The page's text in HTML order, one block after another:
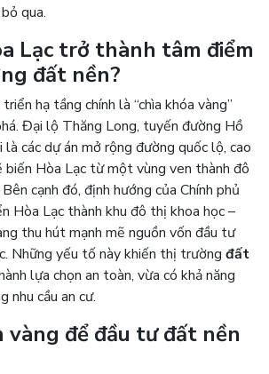
qua.
Lạc trở thành tâm điểm
đất nền?
hạ tầng chính là “chìa khóa vàng”
Đại lộ Thăng Long, tuyến đường Hồ
là các dự án mở rộng đường quốc lộ, cao
Hòa Lạc từ một vùng ven thành đô
cạnh đó, định hướng của Chính phủ
Hòa Lạc thành khu đô thị khoa học –
thu hút mạnh mẽ nguồn vốn đầu tư
Những yếu tố này khiến thị trường đất
lựa chọn an toàn, vừa có khả năng
nhu cầu an cư.
vàng để đầu tư đất nền